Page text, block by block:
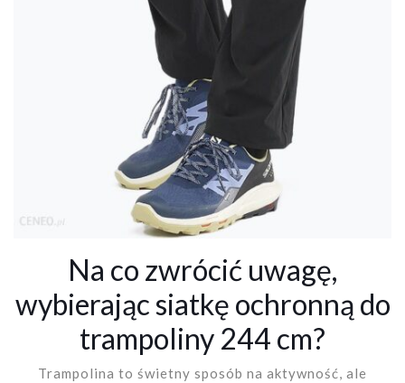
Na co zwrócić uwagę,
wybierając siatkę ochronną do
trampoliny 244 cm?
Trampolina to świetny sposób na aktywność, ale